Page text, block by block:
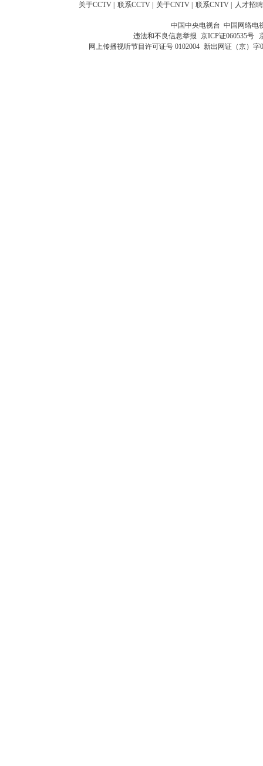
关于CCTV 联系CCTV 关于CNTV 联系CNTV 人才招聘
中国中央电视台 中国网络电
违法和不良信息举报 京ICP证060535号
网上传播视听节目许可证号 0102004 新出网证（京）